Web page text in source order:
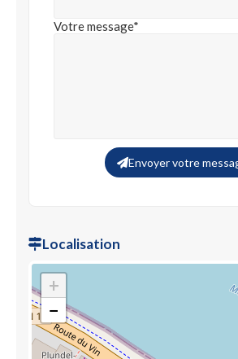
Votre message*
Envoyer votre
Localisation
+
−